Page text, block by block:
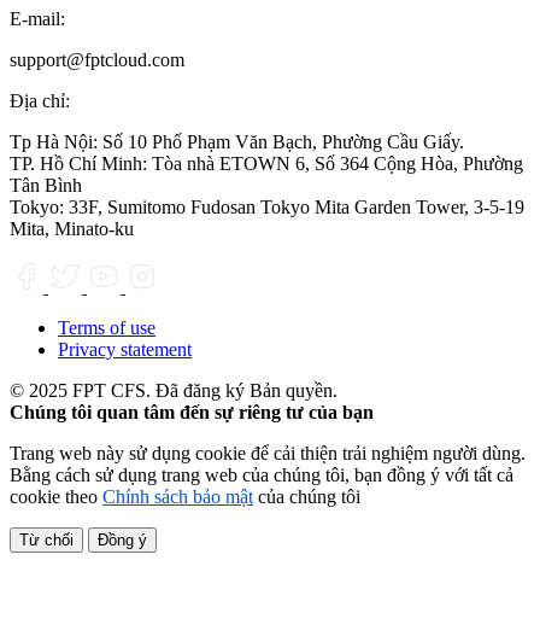
E-mail:
support@fptcloud.com
Địa chỉ:
Tp Hà Nội: Số 10 Phố Phạm Văn Bạch, Phường Cầu Giấy.
TP. Hồ Chí Minh: Tòa nhà ETOWN 6, Số 364 Cộng Hòa, Phường
Tân Bình
Tokyo: 33F, Sumitomo Fudosan Tokyo Mita Garden Tower, 3-5-19
Mita, Minato-ku
Terms of use
Privacy statement
© 2025 FPT CFS. Đã đăng ký Bản quyền.
Chúng tôi quan tâm đến sự riêng tư của bạn
Trang web này sử dụng cookie để cải thiện trải nghiệm người dùng.
Bằng cách sử dụng trang web của chúng tôi, bạn đồng ý với tất cả
cookie theo Chính sách bảo mật của chúng tôi
Từ chối Đồng ý